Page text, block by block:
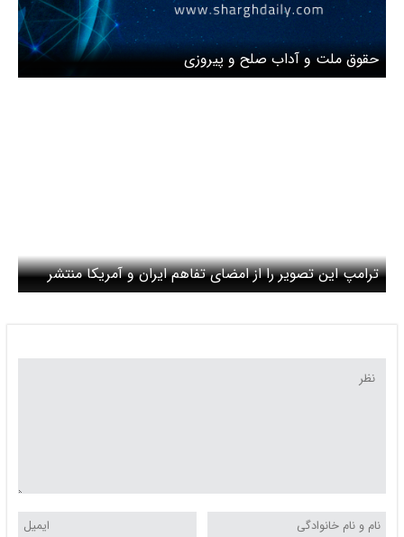
حقوق ملت و آداب صلح و پیروزی
ترامپ این تصویر را از امضای تفاهم ایران و آمریکا منتشر
کرد